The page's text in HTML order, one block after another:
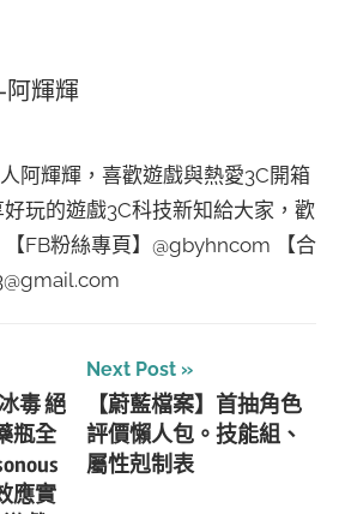
輝輝
阿輝輝，喜歡遊戲與熱愛3C開箱
玩的遊戲3C科技新知給大家，歡
FB粉絲專頁】@gbyhncom 【合
毒 絕
瓶全
應實
Next Post
【蔚藍檔案】首抽角色
評價懶人包。技能組、
屬性剋制表